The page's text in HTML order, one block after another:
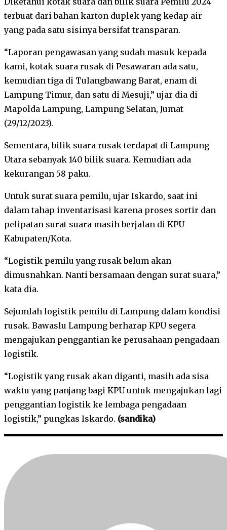
terbuat dari bahan karton duplek yang kedap air
yang pada satu sisinya bersifat transparan.
“Laporan pengawasan yang sudah masuk kepada
kami, kotak suara rusak di Pesawaran ada satu,
kemudian tiga di Tulangbawang Barat, enam di
Lampung Timur, dan satu di Mesuji,” ujar dia di
Mapolda Lampung, Lampung Selatan, Jumat
(29/12/2023).
Sementara, bilik suara rusak terdapat di Lampung
Utara sebanyak 140 bilik suara. Kemudian ada
kekurangan 58 paku.
Untuk surat suara pemilu, ujar Iskardo, saat ini
dalam tahap inventarisasi karena proses sortir dan
pelipatan surat suara masih berjalan di KPU
Kabupaten/Kota.
“Logistik pemilu yang rusak belum akan
dimusnahkan. Nanti bersamaan dengan surat suara,”
kata dia.
Sejumlah logistik pemilu di Lampung dalam kondisi
rusak. Bawaslu Lampung berharap KPU segera
mengajukan penggantian ke perusahaan pengadaan
logistik.
“Logistik yang rusak akan diganti, masih ada sisa
waktu yang panjang bagi KPU untuk mengajukan lagi
penggantian logistik ke lembaga pengadaan
logistik,” pungkas Iskardo. (sandika)